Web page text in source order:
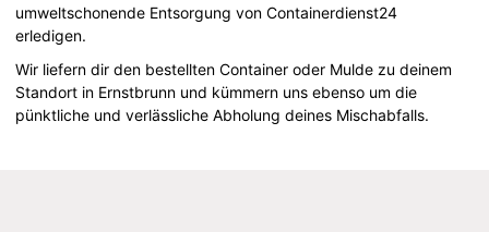
umweltschonende Entsorgung von Containerdienst24
erledigen.
Wir liefern dir den bestellten Container oder Mulde zu deinem
Standort in Ernstbrunn und kümmern uns ebenso um die
pünktliche und verlässliche Abholung deines Mischabfalls.